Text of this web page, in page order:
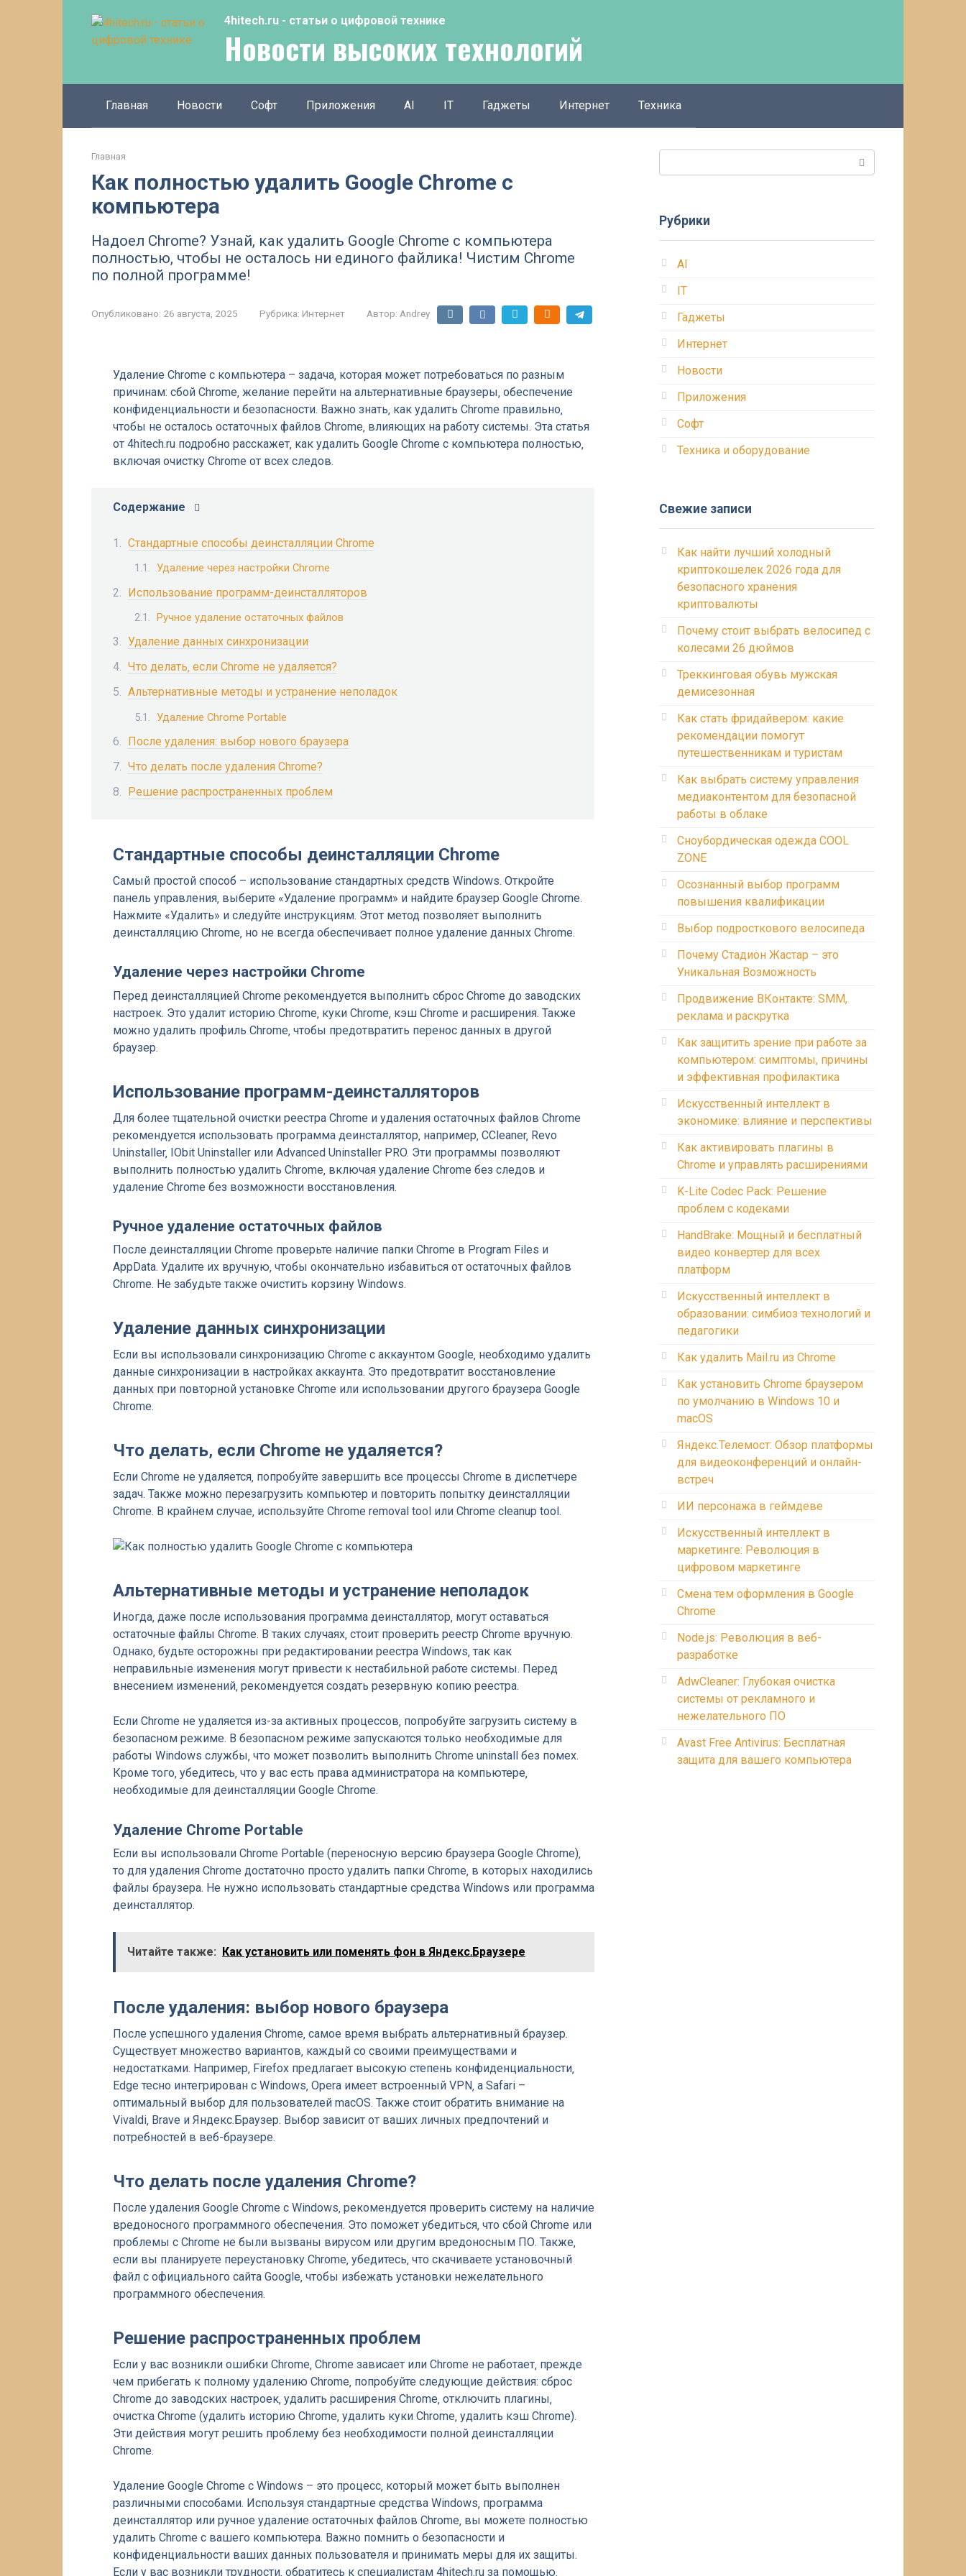
4hitech.ru - статьи о цифровой технике
Новости высоких технологий
Главная Новости Софт Приложения AI IT Гаджеты Интернет Техника
Главная
Как полностью удалить Google Chrome с
компьютера
Надоел Chrome? Узнай, как удалить Google Chrome с компьютера
полностью, чтобы не осталось ни единого файлика! Чистим Chrome
по полной программе!
Опубликовано: 26 августа, 2025 Рубрика: Интернет Автор: Andrey
Удаление Chrome с компьютера – задача‚ которая может потребоваться по разным
причинам: сбой Chrome‚ желание перейти на альтернативные браузеры‚ обеспечение
конфиденциальности и безопасности. Важно знать‚ как удалить Chrome правильно‚
чтобы не осталось остаточных файлов Chrome‚ влияющих на работу системы. Эта статья
от 4hitech.ru подробно расскажет‚ как удалить Google Chrome с компьютера полностью‚
включая очистку Chrome от всех следов.
Содержание
Стандартные способы деинсталляции Chrome
Удаление через настройки Chrome
Использование программ-деинсталляторов
Ручное удаление остаточных файлов
Удаление данных синхронизации
Что делать‚ если Chrome не удаляется?
Альтернативные методы и устранение неполадок
Удаление Chrome Portable
После удаления: выбор нового браузера
Что делать после удаления Chrome?
Решение распространенных проблем
Стандартные способы деинсталляции Chrome
Самый простой способ – использование стандартных средств Windows. Откройте
панель управления‚ выберите «Удаление программ» и найдите браузер Google Chrome.
Нажмите «Удалить» и следуйте инструкциям. Этот метод позволяет выполнить
деинсталляцию Chrome‚ но не всегда обеспечивает полное удаление данных Chrome.
Удаление через настройки Chrome
Перед деинсталляцией Chrome рекомендуется выполнить сброс Chrome до заводских
настроек. Это удалит историю Chrome‚ куки Chrome‚ кэш Chrome и расширения. Также
можно удалить профиль Chrome‚ чтобы предотвратить перенос данных в другой
браузер.
Использование программ-деинсталляторов
Для более тщательной очистки реестра Chrome и удаления остаточных файлов Chrome
рекомендуется использовать программа деинсталлятор‚ например‚ CCleaner‚ Revo
Uninstaller‚ IObit Uninstaller или Advanced Uninstaller PRO. Эти программы позволяют
выполнить полностью удалить Chrome‚ включая удаление Chrome без следов и
удаление Chrome без возможности восстановления.
Ручное удаление остаточных файлов
После деинсталляции Chrome проверьте наличие папки Chrome в Program Files и
AppData. Удалите их вручную‚ чтобы окончательно избавиться от остаточных файлов
Chrome. Не забудьте также очистить корзину Windows.
Удаление данных синхронизации
Если вы использовали синхронизацию Chrome с аккаунтом Google‚ необходимо удалить
данные синхронизации в настройках аккаунта. Это предотвратит восстановление
данных при повторной установке Chrome или использовании другого браузера Google
Chrome.
Что делать‚ если Chrome не удаляется?
Если Chrome не удаляется‚ попробуйте завершить все процессы Chrome в диспетчере
задач. Также можно перезагрузить компьютер и повторить попытку деинсталляции
Chrome. В крайнем случае‚ используйте Chrome removal tool или Chrome cleanup tool.
Альтернативные методы и устранение неполадок
Иногда‚ даже после использования программа деинсталлятор‚ могут оставаться
остаточные файлы Chrome. В таких случаях‚ стоит проверить реестр Chrome вручную.
Однако‚ будьте осторожны при редактировании реестра Windows‚ так как
неправильные изменения могут привести к нестабильной работе системы. Перед
внесением изменений‚ рекомендуется создать резервную копию реестра.
Если Chrome не удаляется из-за активных процессов‚ попробуйте загрузить систему в
безопасном режиме. В безопасном режиме запускаются только необходимые для
работы Windows службы‚ что может позволить выполнить Chrome uninstall без помех.
Кроме того‚ убедитесь‚ что у вас есть права администратора на компьютере‚
необходимые для деинсталляции Google Chrome.
Удаление Chrome Portable
Если вы использовали Chrome Portable (переносную версию браузера Google Chrome)‚
то для удаления Chrome достаточно просто удалить папки Chrome‚ в которых находились
файлы браузера. Не нужно использовать стандартные средства Windows или программа
деинсталлятор.
Читайте также: Как установить или поменять фон в Яндекс․Браузере
После удаления: выбор нового браузера
После успешного удаления Chrome‚ самое время выбрать альтернативный браузер.
Существует множество вариантов‚ каждый со своими преимуществами и
недостатками. Например‚ Firefox предлагает высокую степень конфиденциальности‚
Edge тесно интегрирован с Windows‚ Opera имеет встроенный VPN‚ а Safari –
оптимальный выбор для пользователей macOS. Также стоит обратить внимание на
Vivaldi‚ Brave и Яндекс.Браузер. Выбор зависит от ваших личных предпочтений и
потребностей в веб-браузере.
Что делать после удаления Chrome?
После удаления Google Chrome с Windows‚ рекомендуется проверить систему на наличие
вредоносного программного обеспечения. Это поможет убедиться‚ что сбой Chrome или
проблемы с Chrome не были вызваны вирусом или другим вредоносным ПО. Также‚
если вы планируете переустановку Chrome‚ убедитесь‚ что скачиваете установочный
файл с официального сайта Google‚ чтобы избежать установки нежелательного
программного обеспечения.
Решение распространенных проблем
Если у вас возникли ошибки Chrome‚ Chrome зависает или Chrome не работает‚ прежде
чем прибегать к полному удалению Chrome‚ попробуйте следующие действия: сброс
Chrome до заводских настроек‚ удалить расширения Chrome‚ отключить плагины‚
очистка Chrome (удалить историю Chrome‚ удалить куки Chrome‚ удалить кэш Chrome).
Эти действия могут решить проблему без необходимости полной деинсталляции
Chrome.
Удаление Google Chrome с Windows – это процесс‚ который может быть выполнен
различными способами. Используя стандартные средства Windows‚ программа
деинсталлятор или ручное удаление остаточных файлов Chrome‚ вы можете полностью
удалить Chrome с вашего компьютера. Важно помнить о безопасности и
конфиденциальности ваших данных пользователя и принимать меры для их защиты.
Если у вас возникли трудности‚ обратитесь к специалистам 4hitech.ru за помощью.
Рубрики
AI
IT
Гаджеты
Интернет
Новости
Приложения
Софт
Техника и оборудование
Свежие записи
Как найти лучший холодный
криптокошелек 2026 года для
безопасного хранения
криптовалюты
Почему стоит выбрать велосипед с
колесами 26 дюймов
Треккинговая обувь мужская
демисезонная
Как стать фридайвером: какие
рекомендации помогут
путешественникам и туристам
Как выбрать систему управления
медиаконтентом для безопасной
работы в облаке
Сноубордическая одежда COOL
ZONE
Осознанный выбор программ
повышения квалификации
Выбор подросткового велосипеда
Почему Стадион Жастар – это
Уникальная Возможность
Продвижение ВКонтакте: SMM,
реклама и раскрутка
Как защитить зрение при работе за
компьютером: симптомы, причины
и эффективная профилактика
Искусственный интеллект в
экономике: влияние и перспективы
Как активировать плагины в
Chrome и управлять расширениями
K-Lite Codec Pack: Решение
проблем с кодеками
HandBrake: Мощный и бесплатный
видео конвертер для всех
платформ
Искусственный интеллект в
образовании: симбиоз технологий и
педагогики
Как удалить Mail.ru из Chrome
Как установить Chrome браузером
по умолчанию в Windows 10 и
macOS
Яндекс.Телемост: Обзор платформы
для видеоконференций и онлайн-
встреч
ИИ персонажа в геймдеве
Искусственный интеллект в
маркетинге: Революция в
цифровом маркетинге
Смена тем оформления в Google
Chrome
Node.js: Революция в веб-
разработке
AdwCleaner: Глубокая очистка
системы от рекламного и
нежелательного ПО
Avast Free Antivirus: Бесплатная
защита для вашего компьютера